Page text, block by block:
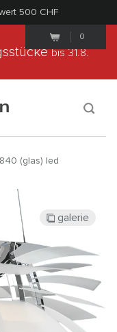
500 CHF
0
bis 31.8.
(glas) led
galerie